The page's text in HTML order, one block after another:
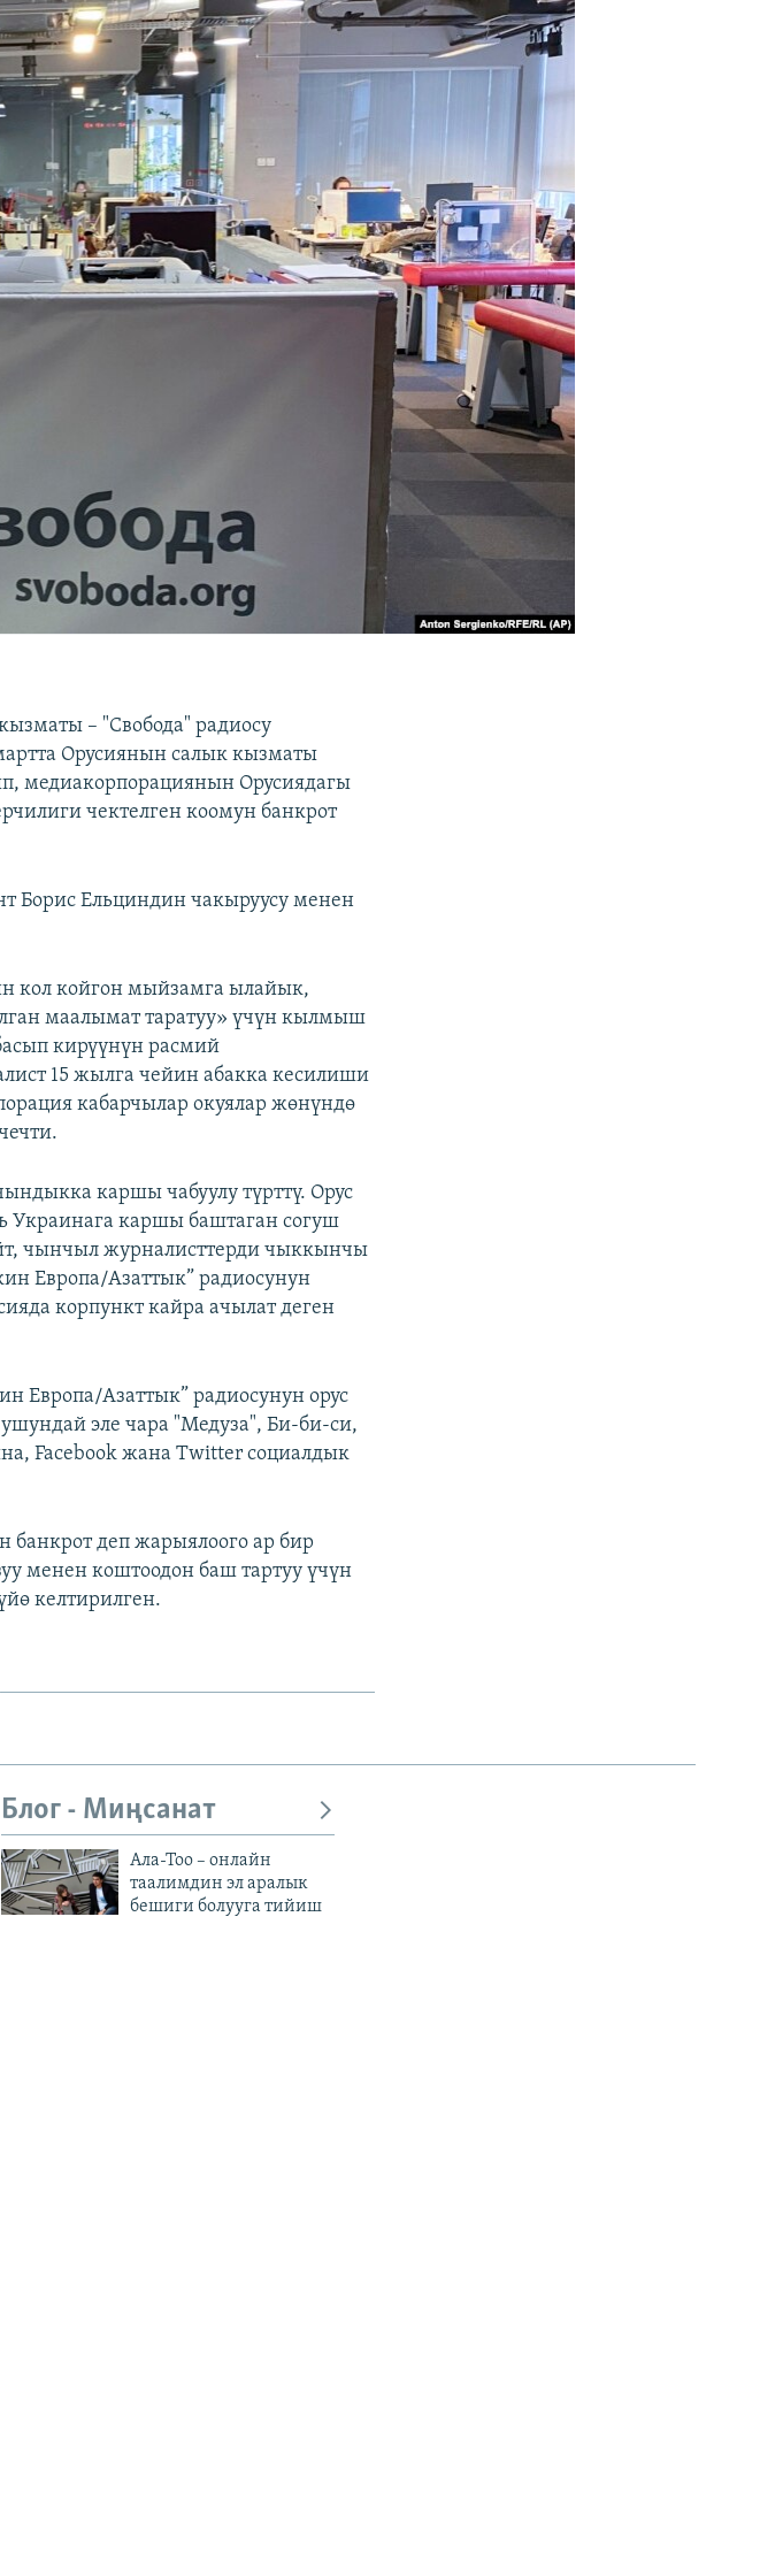
– "Свобода" радиосу
Орусиянын салык кызматы
медиакорпорациянын Орусиядагы
чектелген коомун банкрот
Борис Ельциндин чакыруусу менен
кол койгон мыйзамга ылайык,
маалымат таратуу» үчүн кылмыш
кирүүнүн расмий
15 жылга чейин абакка кесилиши
кабарчылар окуялар жөнүндө
каршы чабуулу түрттү. Орус
Украинага каршы баштаган согуш
чынчыл журналисттерди чыккынчы
Европа/Азаттык” радиосунун
корпункт кайра ачылат деген
Европа/Азаттык” радиосунун орус
эле чара "Медуза", Би-би-си,
Facebook жана Twitter социалдык
банкрот деп жарыялоого ар бир
менен коштоодон баш тартуу үчүн
келтирилген.
Блог - Миңсанат
Ала-Тоо – онлайн
таалимдин эл аралык
бешиги болууга тийиш